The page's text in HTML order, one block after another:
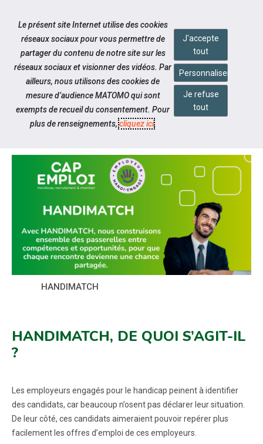
Aller au contenu
Actualités
HANDIMATCH
HANDIMATCH
HANDIMATCH, DE QUOI S’AGIT-IL
?
Les employeurs engagés pour le handicap peinent à identifier
des candidats, car beaucoup n’osent pas déclarer leur situation.
De leur côté, ces candidats aimeraient pouvoir repérer plus
facilement les offres d’emploi de ces employeurs.
Le présent site Internet utilise des cookies
réseaux sociaux pour vous permettre de
partager du contenu de notre site sur les
réseaux sociaux et visionner des vidéos. Par
ailleurs, nous utilisons des cookies de
mesure d’audience MATOMO qui sont
exempts de recueil du consentement. Pour
plus de renseignements,cliquez ici.
J'accepte
tout
Personnaliser
Je refuse
tout